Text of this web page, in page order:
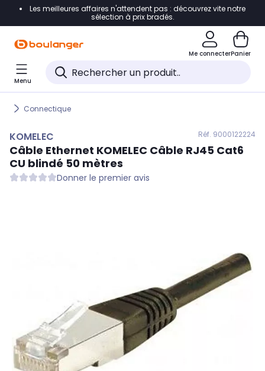
Accéder directement à la navigation
Accéder directement au pied de page
Accéder directement au chatbot
Les meilleures affaires n'attendent pas : découvrez vite notre
sélection à prix bradés.
Me connecterPanier
Menu
Connectique
KOMELEC Réf. 9000122224
Câble Ethernet KOMELEC Câble RJ45 Cat6
CU blindé 50 mètres
Donner le premier avis